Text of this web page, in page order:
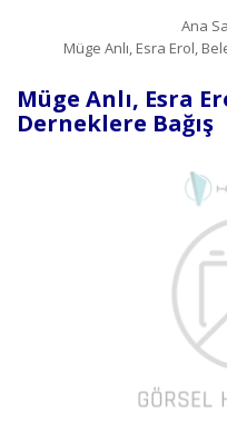
Ana
Müge Anlı, Esra Erol,
Müge Anlı, Esra
Derneklere Bağış